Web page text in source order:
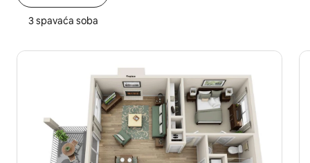
3 spavaća soba